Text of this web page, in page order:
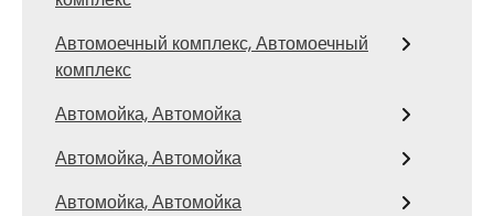
Автомоечный комплекс, Автомоечный
комплекс
Автомойка, Автомойка
Автомойка, Автомойка
Автомойка, Автомойка